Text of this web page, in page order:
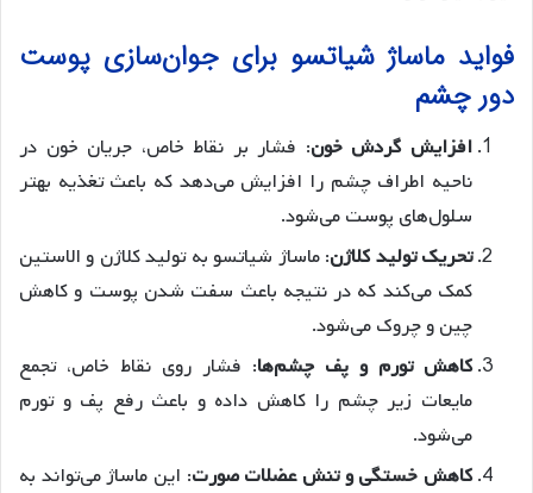
فواید ماساژ شیاتسو برای جوان‌سازی پوست
دور چشم
افزایش گردش خون: فشار بر نقاط خاص، جریان خون در
ناحیه اطراف چشم را افزایش می‌دهد که باعث تغذیه بهتر
سلول‌های پوست می‌شود.
تحریک تولید کلاژن: ماساژ شیاتسو به تولید کلاژن و الاستین
کمک می‌کند که در نتیجه باعث سفت شدن پوست و کاهش
چین و چروک می‌شود.
کاهش تورم و پف چشم‌ها: فشار روی نقاط خاص، تجمع
مایعات زیر چشم را کاهش داده و باعث رفع پف و تورم
می‌شود.
کاهش خستگی و تنش عضلات صورت: این ماساژ می‌تواند به